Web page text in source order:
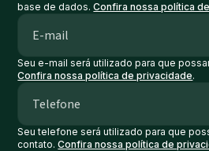
base de dados.Confira nossa política
Seu e-mail será utilizado para que
Confira nossa política de privacidade.
Seu telefone será utilizado para que
contato.Confira nossa política de